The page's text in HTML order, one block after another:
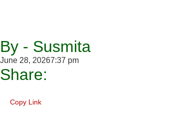
By - Susmita
June 28, 20267:37 pm
Share:
Copy Link